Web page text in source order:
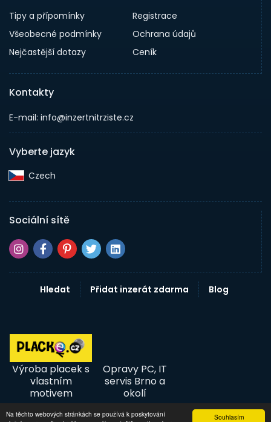
Souhlasím
Na těchto webových stránkách se používá k poskytování
Tipy a přípomínky
Registrace
Všeobecné podmínky
Ochrana údajů
Nejčastější dotazy
Ceník
Kontakty
E-mail: info@inzertnitrziste.cz
Vyberte jazyk
Czech‎
Sociální sítě
Hledat Přidat inzerát zdarma Blog
Výroba placek s
vlastním
motivem
Opravy PC, IT
servis Brno a
okolí